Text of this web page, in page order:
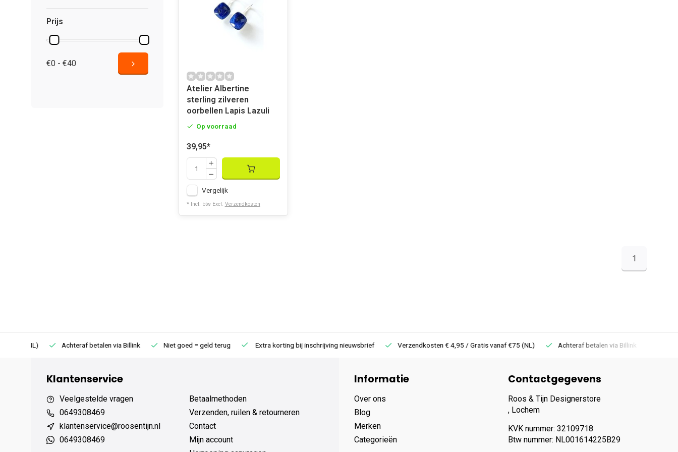
Prijs
€0 - €40
Atelier Albertine
sterling zilveren
oorbellen Lapis Lazuli
Op voorraad
39,95*
Vergelijk
* Incl. btw Excl. Verzendkosten
1
Achteraf betalen via Billink Niet goed = geld terug Extra korting bij inschrijving nieuwsbrief Verzendkosten € 4,95 / Gratis vanaf €75 (NL) Achteraf betalen via Billink
Klantenservice
Veelgestelde vragen
0649308469
klantenservice@roosentijn.nl
0649308469
Betaalmethoden
Verzenden, ruilen & retourneren
Contact
Mijn account
Informatie
Over ons
Blog
Merken
Categorieën
Contactgegevens
Roos & Tijn Designerstore
, Lochem
KVK nummer: 32109718
Btw nummer: NL001614225B29